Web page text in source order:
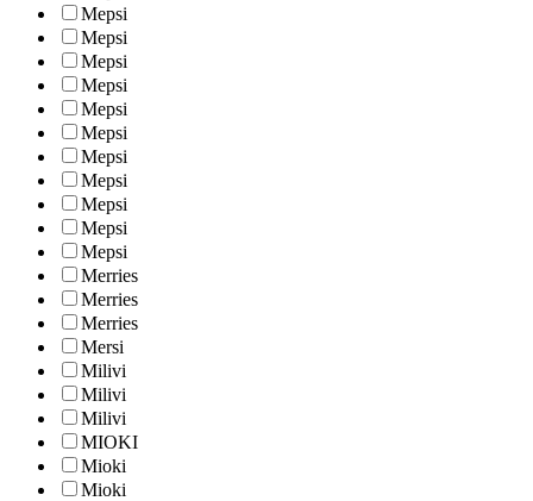
Mepsi
Mepsi
Mepsi
Mepsi
Mepsi
Mepsi
Mepsi
Mepsi
Mepsi
Mepsi
Mepsi
Merries
Merries
Merries
Mersi
Milivi
Milivi
Milivi
MIOKI
Mioki
Mioki